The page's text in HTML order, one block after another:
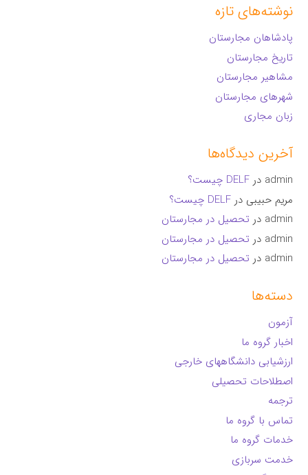
نوشته‌های تازه
پادشاهان مجارستان
تاریخ مجارستان
مشاهیر مجارستان
شهرهای مجارستان
زبان مجاری
آخرین دیدگاه‌ها
admin درDELF چیست؟
مریم حبیبی درDELF چیست؟
admin در تحصیل در مجارستان
admin در تحصیل در مجارستان
admin در تحصیل در مجارستان
دسته‌ها
آزمون
اخبار گروه ما
ارزشیابی دانشگاههای خارجی
اصطلاحات تحصیلی
ترجمه
تماس با گروه ما
خدمات گروه ما
خدمت سربازی